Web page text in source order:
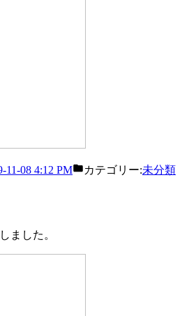
11-08 4:12 PM カテゴリー:未分類
ました。